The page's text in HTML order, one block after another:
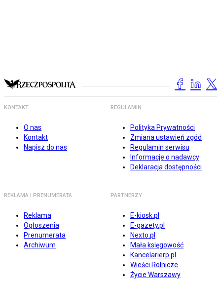
KONTAKT
O nas
Kontakt
Napisz do nas
REGULAMIN
Polityka Prywatności
Zmiana ustawień zgód
Regulamin serwisu
Informacje o nadawcy
Deklaracja dostępności
REKLAMA I PRENUMERATA
Reklama
Ogłoszenia
Prenumerata
Archiwum
PARTNERZY
E-kiosk.pl
E-gazety.pl
Nexto.pl
Mała księgowość
Kancelarierp.pl
Wieści Rolnicze
Życie Warszawy